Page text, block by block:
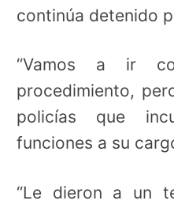
continúa detenido
“Vamos a ir
procedimiento,
policías que
funciones a su
“Le dieron a un